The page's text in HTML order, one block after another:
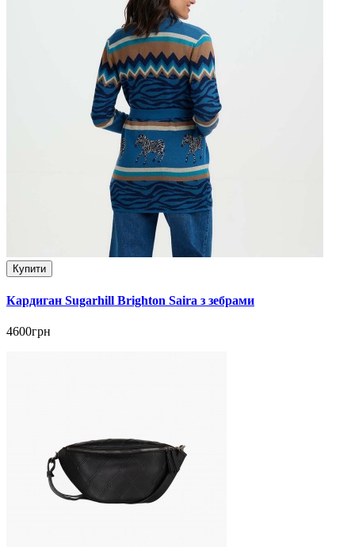
Купити
Кардиган Sugarhill Brighton Saira з зебрами
4600грн